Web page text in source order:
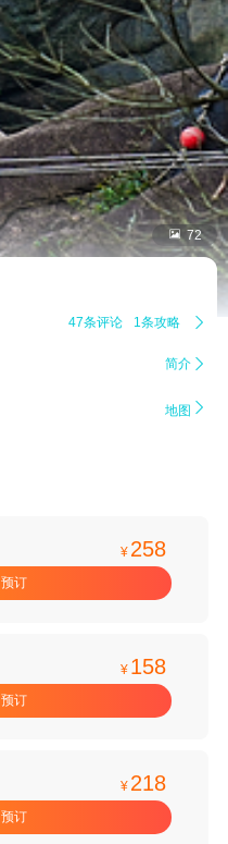
 72
47条评论 1条攻略 
简介 
地图 
¥ 258
预订
¥ 158
预订
¥ 218
预订